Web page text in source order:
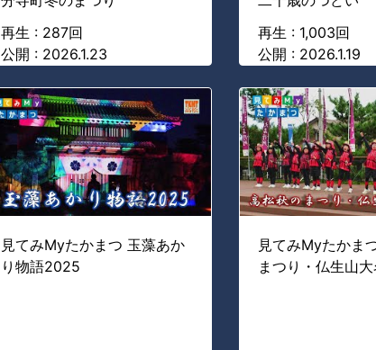
再生 : 287回
公開 : 2026.1.23
再生 : 1,003回
公開 : 2026.1.19
見てみMyたかまつ 玉藻あか
り物語2025
見てみMyたかま
まつり・仏生山